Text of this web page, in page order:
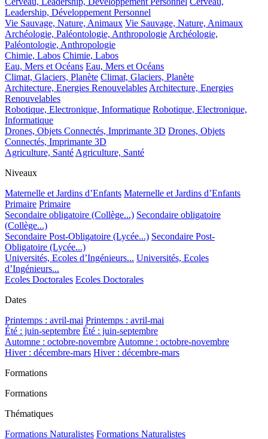
Leadership, Développement Personnel
Vie Sauvage, Nature, Animaux Vie Sauvage, Nature, Animaux
Archéologie, Paléontologie, Anthropologie Archéologie,
Paléontologie, Anthropologie
Chimie, Labos Chimie, Labos
Eau, Mers et Océans Eau, Mers et Océans
Climat, Glaciers, Planète Climat, Glaciers, Planète
Architecture, Energies Renouvelables Architecture, Energies
Renouvelables
Robotique, Electronique, Informatique Robotique, Electronique,
Informatique
Drones, Objets Connectés, Imprimante 3D Drones, Objets
Connectés, Imprimante 3D
Agriculture, Santé Agriculture, Santé
Niveaux
Maternelle et Jardins d’Enfants Maternelle et Jardins d’Enfants
Primaire Primaire
Secondaire obligatoire (Collège...) Secondaire obligatoire
(Collège...)
Secondaire Post-Obligatoire (Lycée...) Secondaire Post-
Obligatoire (Lycée...)
Universités, Ecoles d’Ingénieurs... Universités, Ecoles
d’Ingénieurs...
Ecoles Doctorales Ecoles Doctorales
Dates
Printemps : avril-mai Printemps : avril-mai
Été : juin-septembre Été : juin-septembre
Automne : octobre-novembre Automne : octobre-novembre
Hiver : décembre-mars Hiver : décembre-mars
Formations
Formations
Thématiques
Formations Naturalistes Formations Naturalistes